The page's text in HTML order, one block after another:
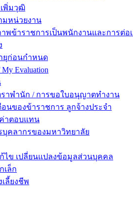
พิ่มวุฒิ
มหน่วยงาน
พข้าราชการเป็นพนักงานและการต่อ
ยุก่อนกำหนด
Evaluation
ราพำนัก / การขอใบอนุญาตทำงาน
อนของข้าราชการ ลูกจ้างประจำ
ค่าตอบแทน
บุคลากรของมหาวิทยาลัย
ไข เปลี่ยนแปลงข้อมูลส่วนบุคคล
เล็ก
ลี้ยงชีพ